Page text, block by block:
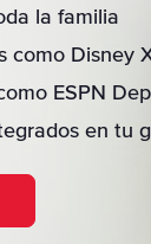
la familia
como Disney
ESPN
en tu